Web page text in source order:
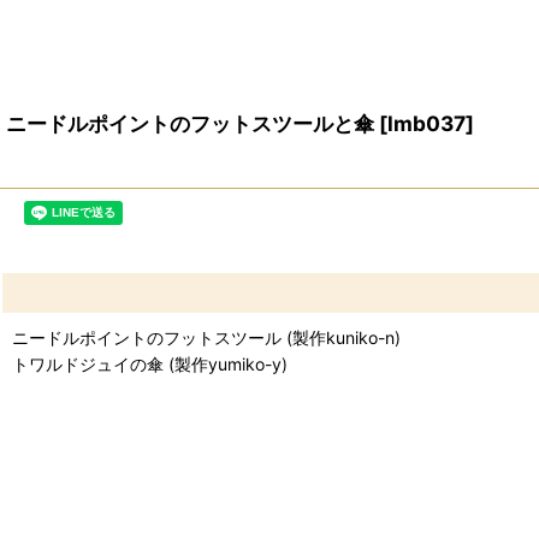
ニードルポイントのフットスツールと傘 [lmb037]
ニードルポイントのフットスツール (製作kuniko-n)
トワルドジュイの傘 (製作yumiko-y)